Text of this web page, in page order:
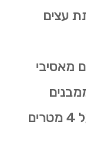
עצים
מאסיבי
קיימים. במקרים של עצים מעל 4 מטרים